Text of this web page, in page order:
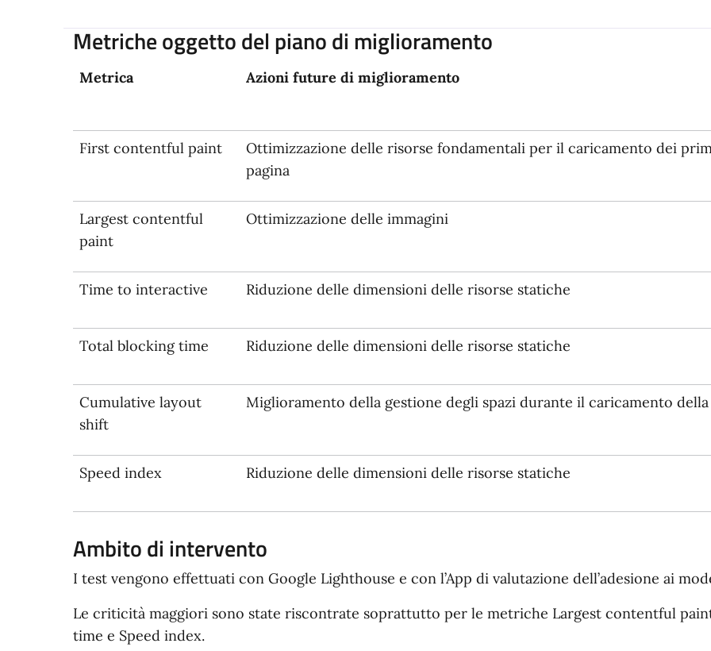
Metriche oggetto del piano di miglioramento
Metrica Azioni future di miglioramento
First contentful paint
Ottimizzazione delle risorse fondamentali per il caricamento dei
pagina
Largest contentful
paint
Ottimizzazione delle immagini
Time to interactive Riduzione delle dimensioni delle risorse statiche
Total blocking time Riduzione delle dimensioni delle risorse statiche
Cumulative layout
shift
Miglioramento della gestione degli spazi durante il caricamento della
Speed index Riduzione delle dimensioni delle risorse statiche
Ambito di intervento
I test vengono effettuati con Google Lighthouse e con l’App di valutazione dell’adesione ai
Le criticità maggiori sono state riscontrate soprattutto per le metriche Largest contentful
time e Speed index.